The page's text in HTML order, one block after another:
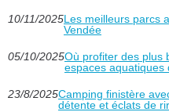
10/11/2025Les meilleurs parcs
Vendée
05/10/2025Où profiter des plus
espaces aquatiques
23/8/2025Camping finistère
détente et éclats de